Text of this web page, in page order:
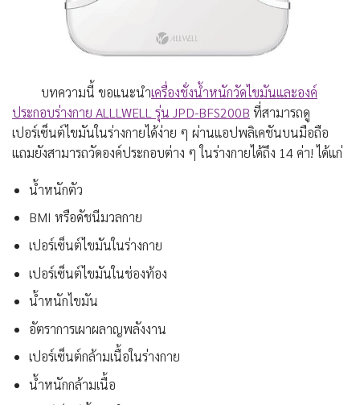
บทความนี้ ขอแนะนำเครื่องชั่งน้ำหนักวัดไขมันและองค์
ประกอบร่างกาย ALLLWELL รุ่น JPD-BFS200B ที่สามารถดู
เปอร์เซ็นต์ไขมันในร่างกายได้ง่าย ๆ ผ่านแอปพลิเคชันบนมือถือ
แถมยังสามารถวัดองค์ประกอบต่าง ๆ ในร่างกายได้ถึง 14 ค่า! ได้แก่
น้ำหนักตัว
BMI หรือดัชนีมวลกาย
เปอร์เซ็นต์ไขมันในร่างกาย
เปอร์เซ็นต์ไขมันในช่องท้อง
น้ำหนักไขมัน
อัตราการเผาผลาญพลังงาน
เปอร์เซ็นต์กล้ามเนื้อในร่างกาย
น้ำหนักกล้ามเนื้อ